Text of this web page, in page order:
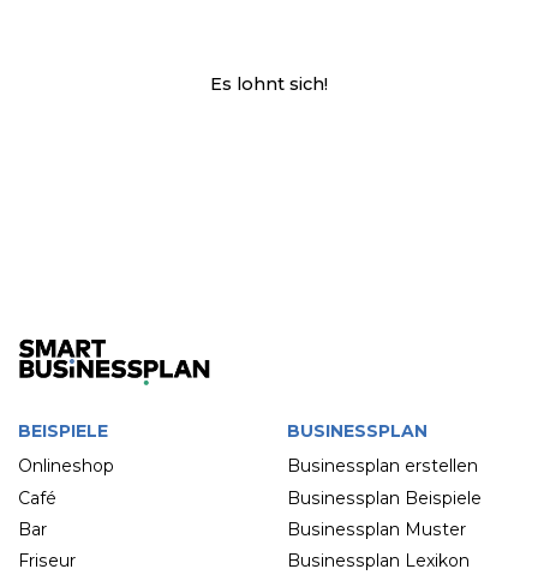
Es lohnt sich!
BEISPIELE
Onlineshop
Café
Bar
Friseur
BUSINESSPLAN
Businessplan erstellen
Businessplan Beispiele
Businessplan Muster
Businessplan Lexikon